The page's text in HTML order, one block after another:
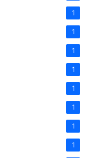
1
1
1
1
1
1
1
1